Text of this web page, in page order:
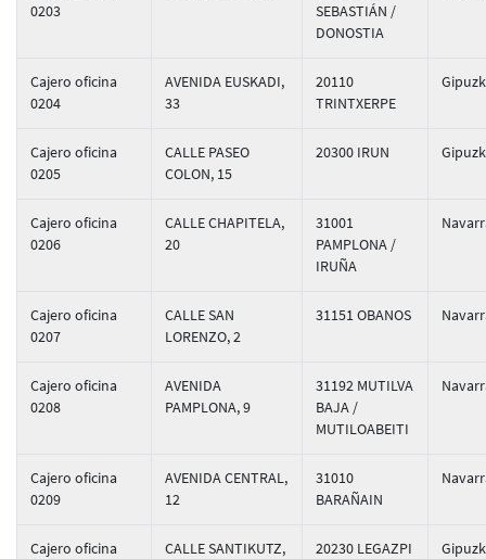
0203
SEBASTIÁN /
DONOSTIA
Cajero oficina
0204
AVENIDA EUSKADI,
33
20110
TRINTXERPE
Cajero oficina
0205
CALLE PASEO
COLON, 15
20300 IRUN
Cajero oficina
0206
CALLE CHAPITELA,
20
31001
PAMPLONA /
IRUÑA
Cajero oficina
0207
CALLE SAN
LORENZO, 2
31151 OBANOS
Cajero oficina
0208
AVENIDA
PAMPLONA, 9
31192 MUTILVA
BAJA /
MUTILOABEITI
Cajero oficina
0209
AVENIDA CENTRAL,
12
31010
BARAÑAIN
Cajero oficina
CALLE SANTIKUTZ,
20230 LEGAZPI